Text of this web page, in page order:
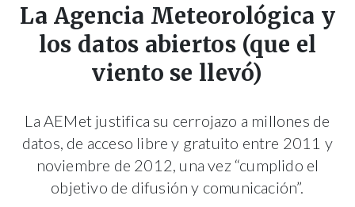
La Agencia Meteorológica y
los datos abiertos (que el
viento se llevó)
La AEMet justifica su cerrojazo a millones de
datos, de acceso libre y gratuito entre 2011 y
noviembre de 2012, una vez “cumplido el
objetivo de difusión y comunicación”.